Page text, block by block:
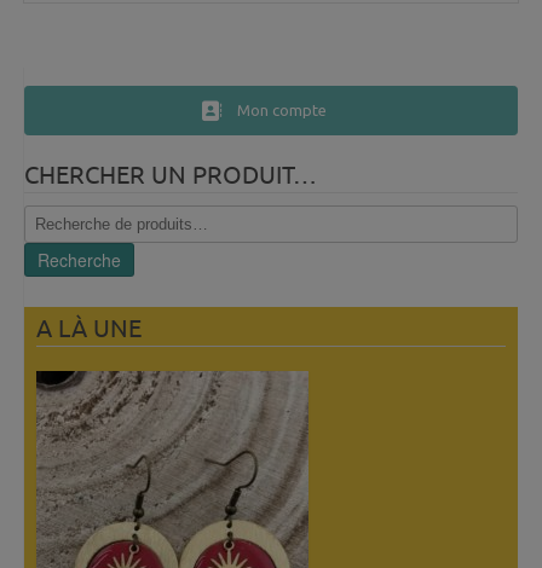
Mon compte
CHERCHER UN PRODUIT…
Recherche
pour :
Recherche
A LÀ UNE